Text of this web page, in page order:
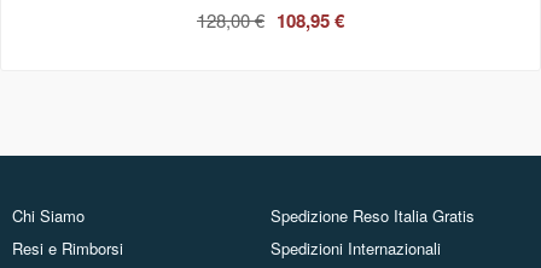
128,00 € 108,95 €
Chi Siamo
Resi e Rimborsi
Spedizione Reso Italia Gratis
Spedizioni Internazionali